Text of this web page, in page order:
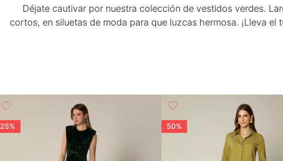
Déjate cautivar por nuestra colección de vestidos verdes.
cortos, en siluetas de moda para que luzcas hermosa. ¡Lleva el
25% 50%